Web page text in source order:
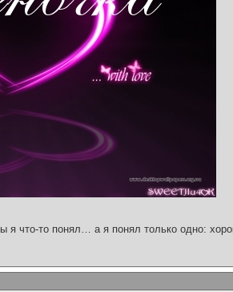
я что-то понял… а я понял только одно: